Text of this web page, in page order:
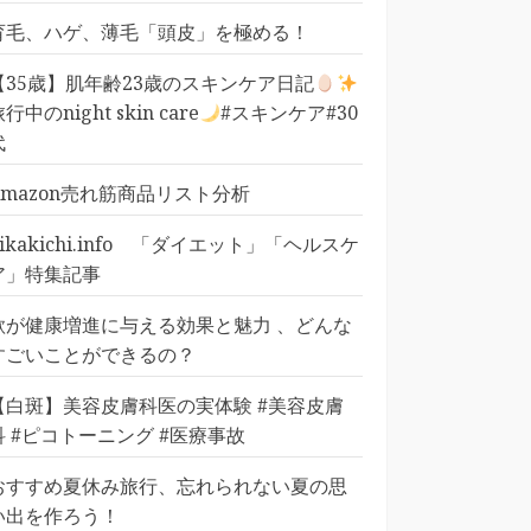
毛、ハゲ、薄毛「頭皮」を極める！
35歳】肌年齢23歳のスキンケア日記
行中のnight skin care
#スキンケア#30
売れ筋商品リスト分析
「ダイエット」「ヘルスケ
」特集記事
が健康増進に与える効果と魅力 、どんな
ごいことができるの？
白斑】美容皮膚科医の実体験 #美容皮膚
#ピコトーニング #医療事故
すすめ夏休み旅行、忘れられない夏の思
出を作ろう！